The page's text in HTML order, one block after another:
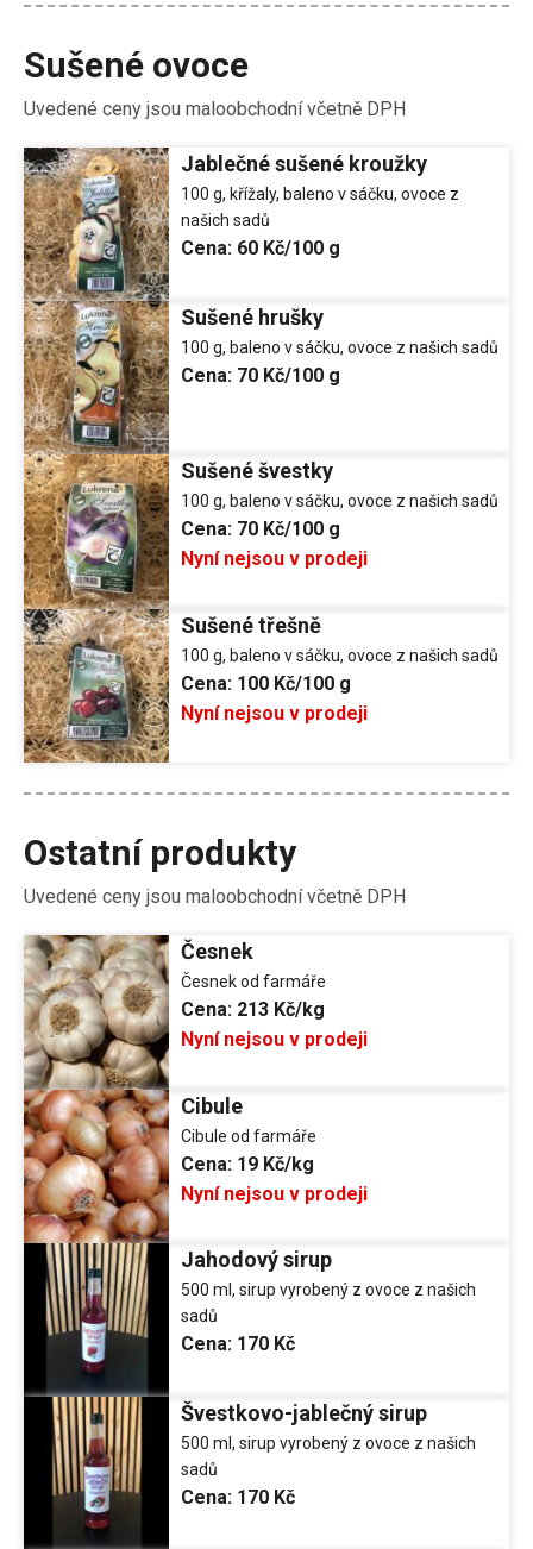
Sušené ovoce
Uvedené ceny jsou maloobchodní včetně DPH
Jablečné sušené kroužky
100 g, křížaly, baleno v sáčku, ovoce z
našich sadů
Cena: 60 Kč/100 g
Sušené hrušky
100 g, baleno v sáčku, ovoce z našich sadů
Cena: 70 Kč/100 g
Sušené švestky
100 g, baleno v sáčku, ovoce z našich sadů
Cena: 70 Kč/100 g
Nyní nejsou v prodeji
Sušené třešně
100 g, baleno v sáčku, ovoce z našich sadů
Cena: 100 Kč/100 g
Nyní nejsou v prodeji
Ostatní produkty
Uvedené ceny jsou maloobchodní včetně DPH
Česnek
Česnek od farmáře
Cena: 213 Kč/kg
Nyní nejsou v prodeji
Cibule
Cibule od farmáře
Cena: 19 Kč/kg
Nyní nejsou v prodeji
Jahodový sirup
500 ml, sirup vyrobený z ovoce z našich
sadů
Cena: 170 Kč
Švestkovo-jablečný sirup
500 ml, sirup vyrobený z ovoce z našich
sadů
Cena: 170 Kč